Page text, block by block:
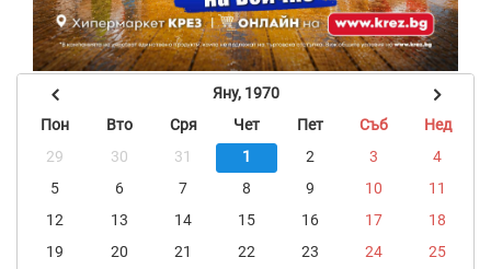
Яну, 1970
Пон
Вто Сря Чет Пет Съб
Нед
29
30 31 1 2 3
4
5
6 7 8 9 10
11
12
13 14 15 16 17
18
19
20 21 22 23 24
25